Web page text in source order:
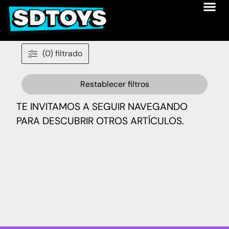
(0) filtrado
Restablecer filtros
TE INVITAMOS A SEGUIR NAVEGANDO
PARA DESCUBRIR OTROS ARTÍCULOS.